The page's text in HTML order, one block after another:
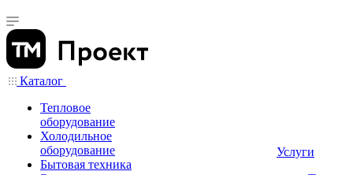
Каталог
Тепловое
оборудование
Холодильное
оборудование
Бытовая техника
Услуги